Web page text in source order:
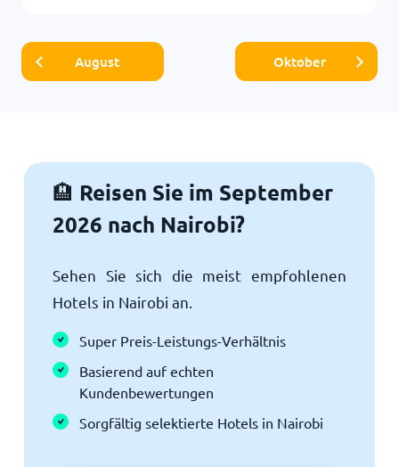
August Oktober
🏨 Reisen Sie im September
2026 nach Nairobi?
Sehen Sie sich die meist empfohlenen
Hotels in Nairobi an.
Super Preis-Leistungs-Verhältnis
Basierend auf echten
Kundenbewertungen
Sorgfältig selektierte Hotels in Nairobi